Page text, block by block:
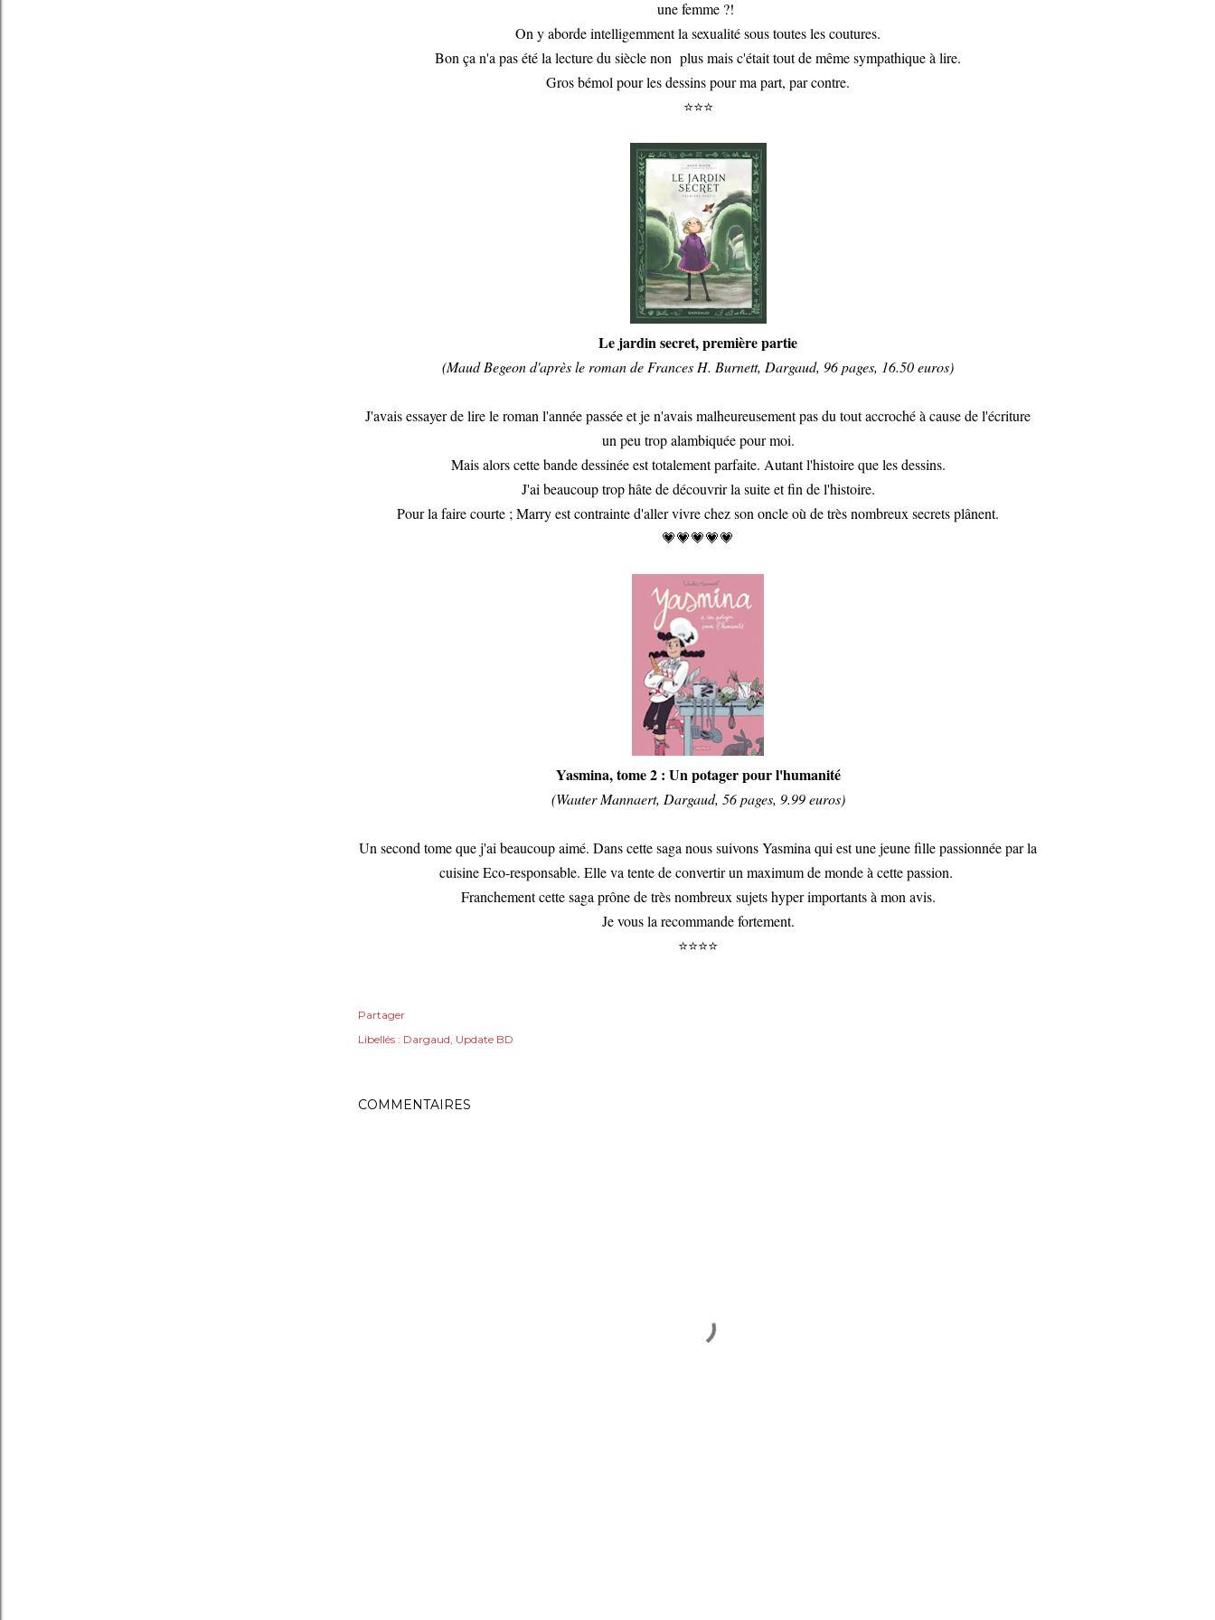
une femme ?!
On y aborde intelligemment la sexualité sous toutes les coutures.
Bon ça n'a pas été la lecture du siècle non plus mais c'était tout de même sympathique à lire.
Gros bémol pour les dessins pour ma part, par contre.
⭐⭐⭐
Le jardin secret, première partie
(Maud Begeon d'après le roman de Frances H. Burnett, Dargaud, 96 pages, 16.50 euros)
J'avais essayer de lire le roman l'année passée et je n'avais malheureusement pas du tout accroché à cause de l'écriture
un peu trop alambiquée pour moi.
Mais alors cette bande dessinée est totalement parfaite. Autant l'histoire que les dessins.
J'ai beaucoup trop hâte de découvrir la suite et fin de l'histoire.
Pour la faire courte ; Marry est contrainte d'aller vivre chez son oncle où de très nombreux secrets plânent.
💗💗💗💗💗
Yasmina, tome 2 : Un potager pour l'humanité
(Wauter Mannaert, Dargaud, 56 pages, 9.99 euros)
Un second tome que j'ai beaucoup aimé. Dans cette saga nous suivons Yasmina qui est une jeune fille passionnée par la
cuisine Eco-responsable. Elle va tente de convertir un maximum de monde à cette passion.
Franchement cette saga prône de très nombreux sujets hyper importants à mon avis.
Je vous la recommande fortement.
⭐⭐⭐⭐
Partager
Libellés : Dargaud Update BD
COMMENTAIRES